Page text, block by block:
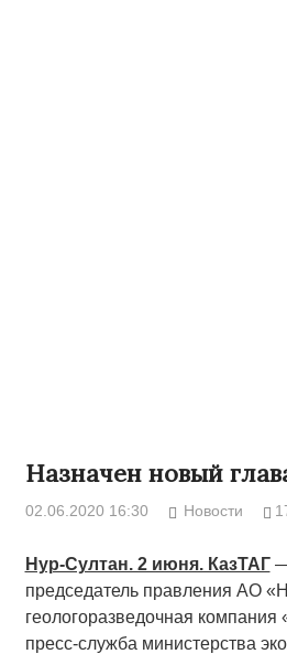
Назначен новый
02.06.2020 16:30 Новости
Нур-Султан. 2 июня. КазТАГ—
председатель правления АО
геологоразведочная компания
пресс-служба министерства